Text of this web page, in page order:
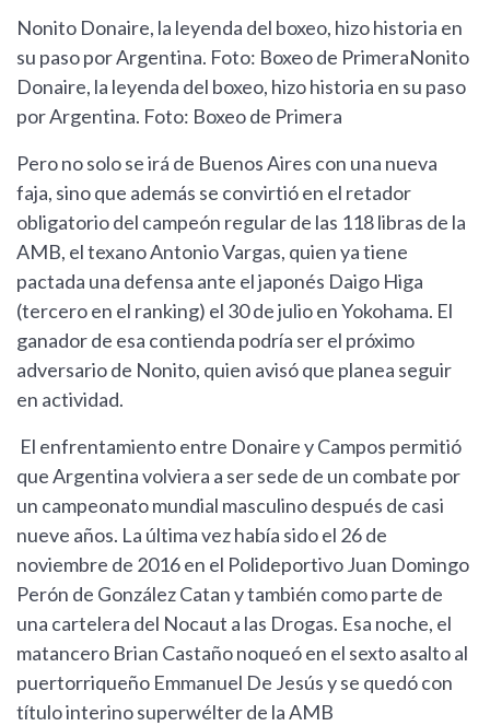
Nonito Donaire, la leyenda del boxeo, hizo historia en
su paso por Argentina. Foto: Boxeo de PrimeraNonito
Donaire, la leyenda del boxeo, hizo historia en su paso
por Argentina. Foto: Boxeo de Primera
Pero no solo se irá de Buenos Aires con una nueva
faja, sino que además se convirtió en el retador
obligatorio del campeón regular de las 118 libras de la
AMB, el texano Antonio Vargas, quien ya tiene
pactada una defensa ante el japonés Daigo Higa
(tercero en el ranking) el 30 de julio en Yokohama. El
ganador de esa contienda podría ser el próximo
adversario de Nonito, quien avisó que planea seguir
en actividad.
El enfrentamiento entre Donaire y Campos permitió
que Argentina volviera a ser sede de un combate por
un campeonato mundial masculino después de casi
nueve años. La última vez había sido el 26 de
noviembre de 2016 en el Polideportivo Juan Domingo
Perón de González Catan y también como parte de
una cartelera del Nocaut a las Drogas. Esa noche, el
matancero Brian Castaño noqueó en el sexto asalto al
puertorriqueño Emmanuel De Jesús y se quedó con
título interino superwélter de la AMB